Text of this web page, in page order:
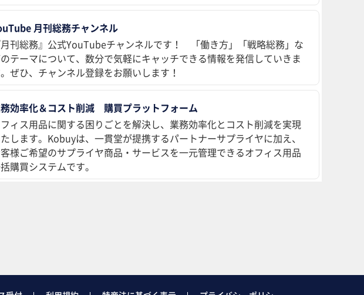
月刊総務チャンネル
月刊総務』公式YouTubeチャンネルです！ 「働き方」「戦略総務」な
テーマについて、数分で気軽にキャッチできる情報を発信していきま
ぜひ、チャンネル登録をお願いします！
効率化＆コスト削減 購買プラットフォーム
ィス用品に関する困りごとを解決し、業務効率化とコスト削減を実現
します。Kobuyは、一貫堂が提携するパートナーサプライヤに加え、
様ご希望のサプライヤ商品・サービスを一元管理できるオフィス用品
購買システムです。